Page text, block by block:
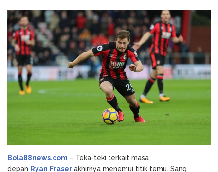
August 3, 2026
Godz Casino: Τα κορυφαία
slots και οι δυνατότητες που αξίζει να
δοκιμάσετε
August 6, 2026
NV Casino
Auszahlungsleitfaden: Schritt-für-Schritt-
Anleitung zum Auszahlen
Fraser
Merapat
Arsenal?
Bola88news.com – Teka-teki terkait masa
depan Ryan Fraser akhirnya menemui titik temu. Sang